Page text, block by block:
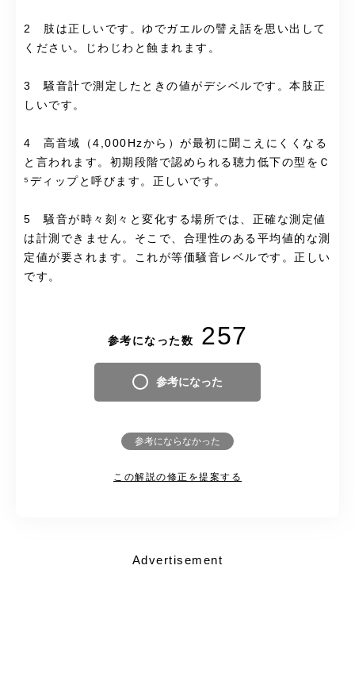
2 肢は正しいです。ゆでガエルの譬え話を思い出して
ください。じわじわと蝕まれます。
3 騒音計で測定したときの値がデシベルです。本肢正
しいです。
4 高音域（4,000Hzから）が最初に聞こえにくくなる
と言われます。初期段階で認められる聴力低下の型をＣ
⁵ディップと呼びます。正しいです。
5 騒音が時々刻々と変化する場所では、正確な測定値
は計測できません。そこで、合理性のある平均値的な測
定値が要されます。これが等価騒音レベルです。正しい
です。
参考になった数 257
参考になった
参考にならなかった
この解説の修正を提案する
Advertisement